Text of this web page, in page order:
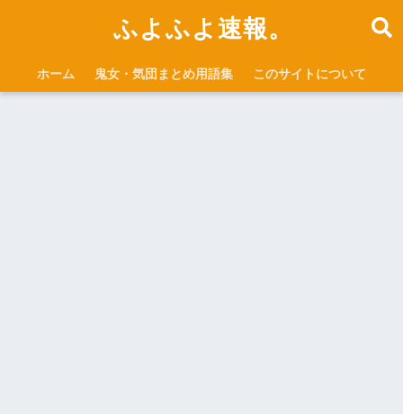
ふよふよ速報。
ホーム 鬼女・気団まとめ用語集 このサイトについて